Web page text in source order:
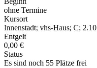
ohne Termine
Kursort
Innenstadt; vhs-Haus; C; 2.10
Entgelt
0,00 €
Status
Es sind noch 55 Plätze frei